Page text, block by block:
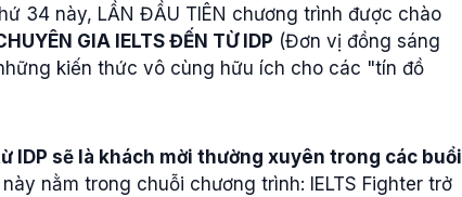
34 này, LẦN ĐẦU TIÊN chương trình được chào
GIA IELTS ĐẾN TỪ IDP (Đơn vị đồng sáng
kiến thức vô cùng hữu ích cho các "tín đồ
IDP sẽ là khách mời thường xuyên trong các buổi
nằm trong chuỗi chương trình: IELTS Fighter trở